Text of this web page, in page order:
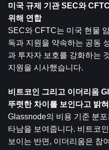
미국 규제 기관 SEC와
위해 연합
SEC와 CFTC는 미국 현물
독과 지원을 약속하는 공동
과 투자자 보호를 강화하는
지원을 시사했습니다.
비트코인 그리고 이더리움
뚜렷한 차이를 보인다고 밝혀
Glassnode의 비용 기준 분
타남을 보여줍니다. 비트코
보이는 반면, 이더리움은 참